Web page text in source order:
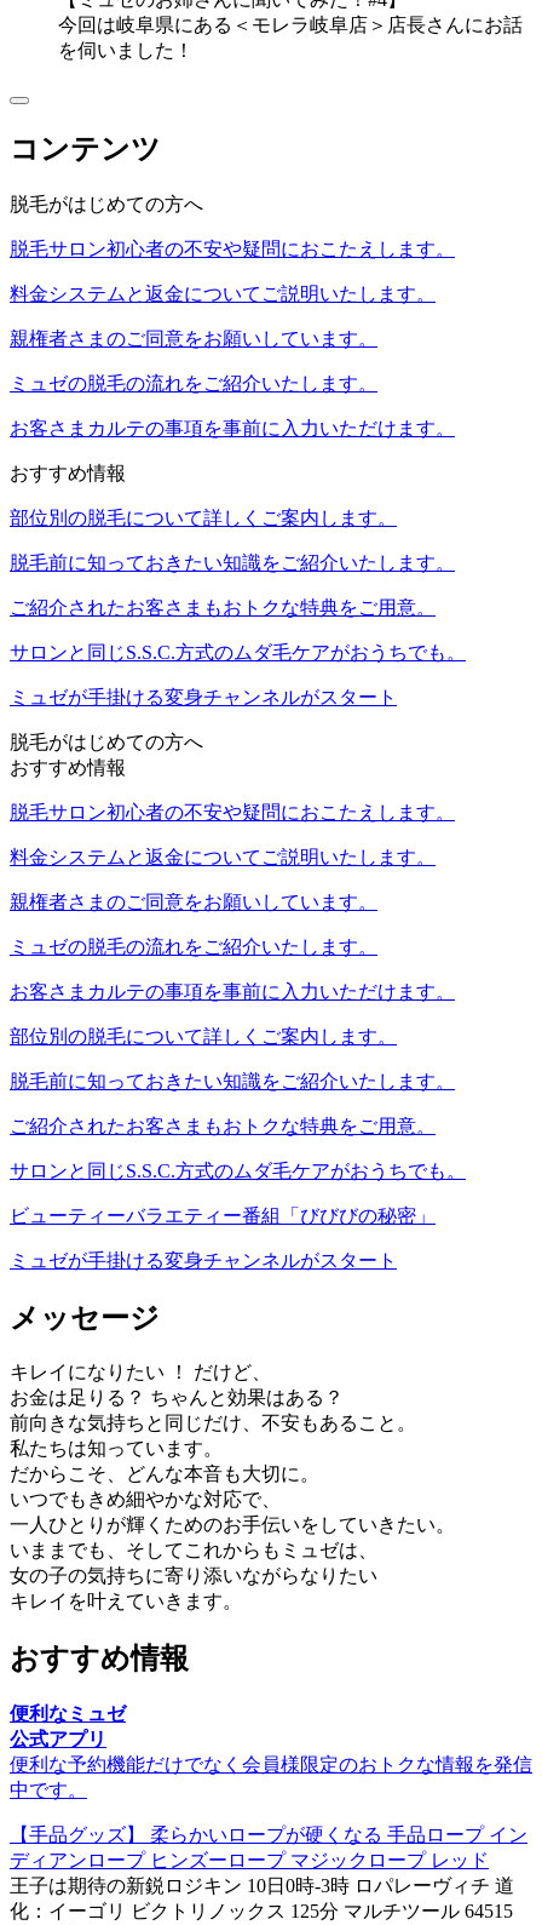
今回は岐阜県にある＜モレラ岐阜店＞店長さんにお話
を伺いました！
コンテンツ
脱毛がはじめての方へ
脱毛サロン初心者の不安や疑問におこたえします。
料金システムと返金についてご説明いたします。
親権者さまのご同意をお願いしています。
ミュゼの脱毛の流れをご紹介いたします。
お客さまカルテの事項を事前に入力いただけます。
おすすめ情報
部位別の脱毛について詳しくご案内します。
脱毛前に知っておきたい知識をご紹介いたします。
ご紹介されたお客さまもおトクな特典をご用意。
サロンと同じS.S.C.方式のムダ毛ケアがおうちでも。
ミュゼが手掛ける変身チャンネルがスタート
脱毛がはじめての方へ
おすすめ情報
脱毛サロン初心者の不安や疑問におこたえします。
料金システムと返金についてご説明いたします。
親権者さまのご同意をお願いしています。
ミュゼの脱毛の流れをご紹介いたします。
お客さまカルテの事項を事前に入力いただけます。
部位別の脱毛について詳しくご案内します。
脱毛前に知っておきたい知識をご紹介いたします。
ご紹介されたお客さまもおトクな特典をご用意。
サロンと同じS.S.C.方式のムダ毛ケアがおうちでも。
ビューティーバラエティー番組「びびびの秘密」
ミュゼが手掛ける変身チャンネルがスタート
メッセージ
キレイになりたい ！ だけど、
お金は足りる？ ちゃんと効果はある？
前向きな気持ちと同じだけ、不安もあること。
私たちは知っています。
だからこそ、どんな本音も大切に。
いつでもきめ細やかな対応で、
一人ひとりが輝くためのお手伝いをしていきたい。
いままでも、そしてこれからもミュゼは、
女の子の気持ちに寄り添いながらなりたい
キレイを叶えていきます。
おすすめ情報
便利なミュゼ
公式アプリ
便利な予約機能だけでなく会員様限定のおトクな情報を発信
中です。
【手品グッズ】 柔らかいロープが硬くなる 手品ロープ イン
ディアンロープ ヒンズーロープ マジックロープ レッド
王子は期待の新鋭ロジキン 10日0時-3時 ロパレーヴィチ 道
化：イーゴリ ビクトリノックス 125分 マルチツール 64515